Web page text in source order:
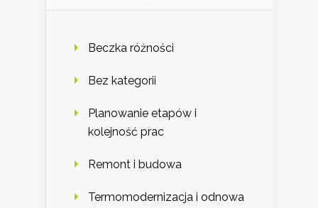
Beczka różności
Bez kategorii
Planowanie etapów i
kolejność prac
Remont i budowa
Termomodernizacja i odnowa